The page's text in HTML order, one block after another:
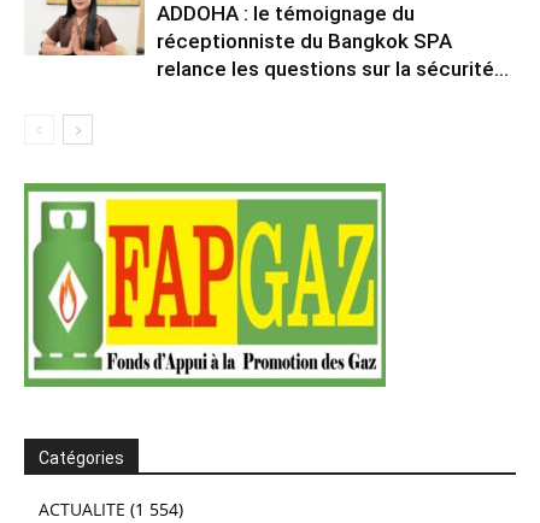
ADDOHA : le témoignage du
réceptionniste du Bangkok SPA
relance les questions sur la sécurité...
Catégories
ACTUALITE (1 554)